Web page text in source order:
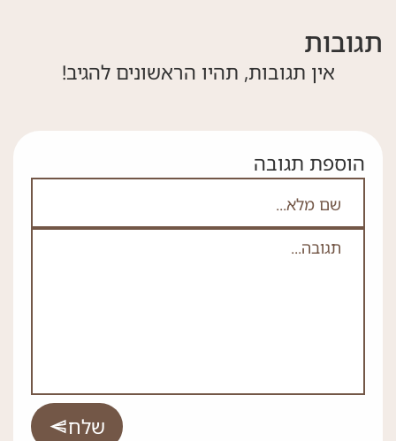
תגובות
אין תגובות, תהיו הראשונים להגיב!
אם אתה לא רובוט אל תמלא את השדה הזה
הוספת תגובה
שלח